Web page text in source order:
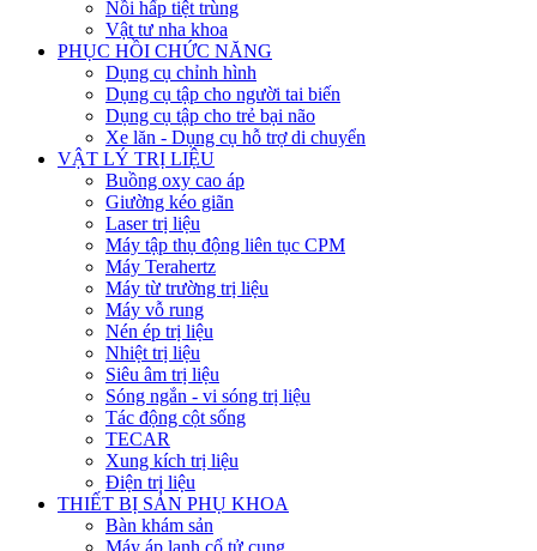
Nồi hấp tiệt trùng
Vật tư nha khoa
PHỤC HỒI CHỨC NĂNG
Dụng cụ chỉnh hình
Dụng cụ tập cho người tai biến
Dụng cụ tập cho trẻ bại não
Xe lăn - Dụng cụ hỗ trợ di chuyển
VẬT LÝ TRỊ LIỆU
Buồng oxy cao áp
Giường kéo giãn
Laser trị liệu
Máy tập thụ động liên tục CPM
Máy Terahertz
Máy từ trường trị liệu
Máy vỗ rung
Nén ép trị liệu
Nhiệt trị liệu
Siêu âm trị liệu
Sóng ngắn - vi sóng trị liệu
Tác động cột sống
TECAR
Xung kích trị liệu
Điện trị liệu
THIẾT BỊ SẢN PHỤ KHOA
Bàn khám sản
Máy áp lạnh cổ tử cung